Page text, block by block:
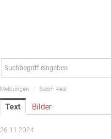
Meldungen / Salon Real
Text Bilder
26.11.2024